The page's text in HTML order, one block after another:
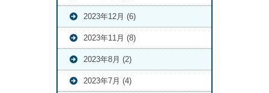
2023年12月 (6)
2023年11月 (8)
2023年8月 (2)
2023年7月 (4)